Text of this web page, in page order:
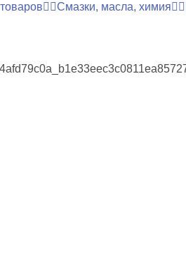
Смазки, масла, химия